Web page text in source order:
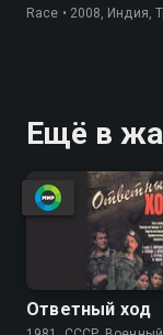
Race • 2008, Индия,
Ещё в
Ответный ход